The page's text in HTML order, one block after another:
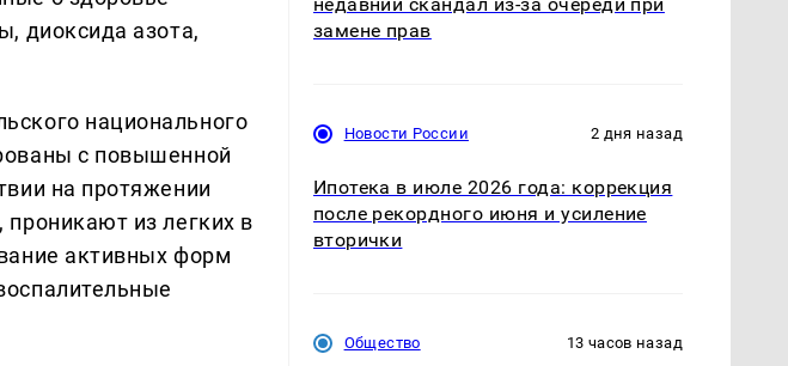
диоксида азота,
национального
с повышенной
на протяжении
из легких в
активных форм
замене прав
Новости России 2 дня назад
Ипотека в июле 2026 года: коррекция
после рекордного июня и усиление
вторички
Общество 13 часов назад